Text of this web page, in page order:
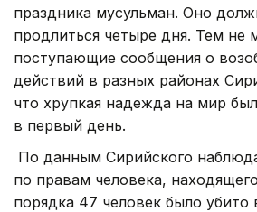
праздника мусульман. Оно
продлиться четыре дня. Тем не
поступающие сообщения о
действий в разных районах
что хрупкая надежда на мир
в первый день.
По данным Сирийского
по правам человека,
порядка 47 человек было убито